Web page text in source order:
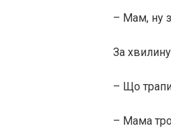
– Мам, ну
За
– Що
– Мама